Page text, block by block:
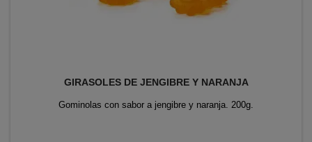
GIRASOLES DE JENGIBRE Y NARANJA
Gominolas con sabor a jengibre y naranja. 200g.